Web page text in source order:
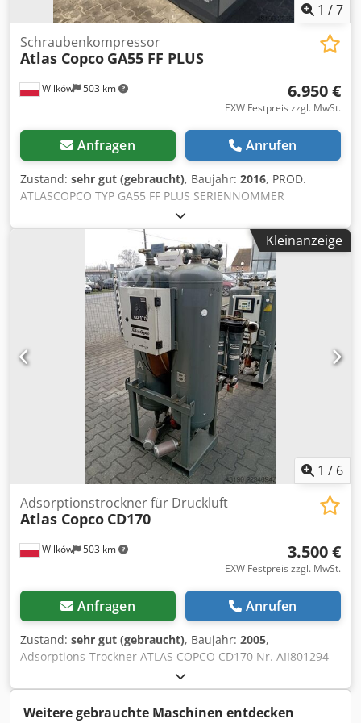
1 /7
Wilków 503 km
Schraubenkompressor
Atlas Copco GA55 FF PLUS
6.950 €
EXW Festpreis zzgl. MwSt.
Anfragen Anrufen
Zustand: sehr gut (gebraucht), Baujahr: 2016, PROD.
ATLASCOPCO TYP GA55 FF PLUS SERIENNOMMER
API623768 JAHR 2016 LEISTUNG (kW) 55
FÖRDERVERMÖGEN (m³/min) 10,44 DRUCK (bar) 8,25
BETRIEBSSTUNDEN (IST/GESAMT) FREQUENZUMRICHTER
nein INTEGRIERTER TROCKNER ja, R410a, 1,05 kg
WÄRMETAUSCHER nein GEKÜHLT (LUFT/WASSER) Luft AN
TANK nein DOKUMENTE nein ANSCHLÜSSE 2
NEU/GEBRAUCHT GEBRAUCHT Crodpfx Adezmhtcjijf
Kleinanzeige
1 / 6
Wilków 503 km
Adsorptionstrockner für Druckluft
Atlas Copco CD170
3.500 €
EXW Festpreis zzgl. MwSt.
Anfragen Anrufen
Zustand: sehr gut (gebraucht), Baujahr: 2005,
Adsorptions-Trockner ATLAS COPCO CD170 Nr. AII801294
S014387 11 bar Csdpfxozl Uhds Adijrf Baujahr 2005 6,12
m³/min NEUES GEBLÄSE!
Weitere gebrauchte Maschinen entdecken